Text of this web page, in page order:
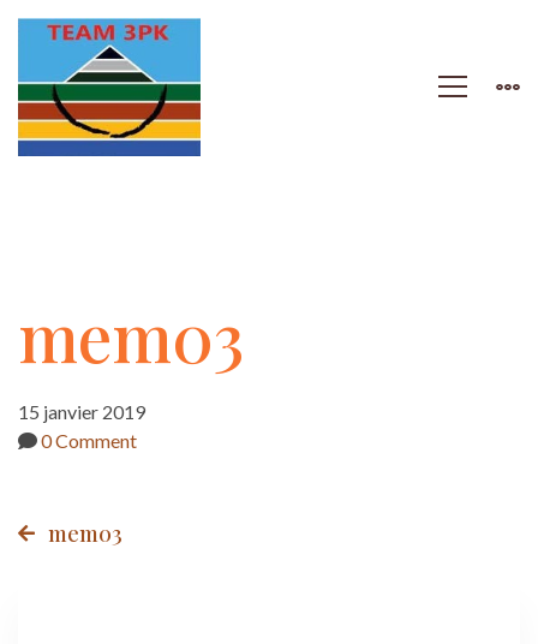
mem03
mem03
15 janvier 2019
0 Comment
Post
mem03